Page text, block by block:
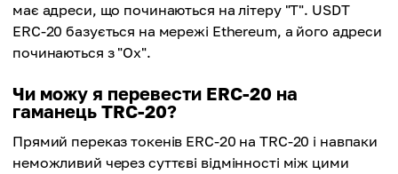
має адреси, що починаються на літеру "T". USDT
ERC-20 базується на мережі Ethereum, а його адреси
починаються з "Ox".
Чи можу я перевести ERC-20 на
гаманець TRC-20?
Прямий переказ токенів ERC-20 на TRC-20 і навпаки
неможливий через суттєві відмінності між цими